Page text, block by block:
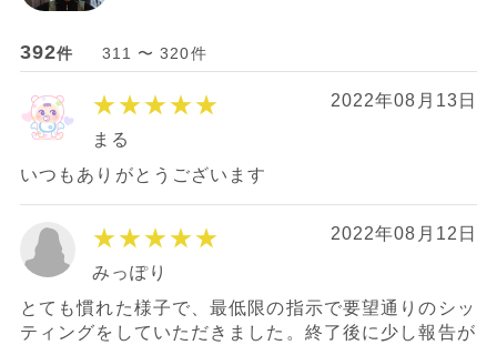
392件 311 〜 320件
★★★★★ 2022年08月13日
まる
いつもありがとうございます
★★★★★ 2022年08月12日
みっぽり
とても慣れた様子で、最低限の指示で要望通りのシッ
ティングをしていただきました。終了後に少し報告が